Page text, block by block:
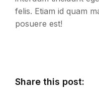
felis. Etiam id quam
posuere est!
Share this post: